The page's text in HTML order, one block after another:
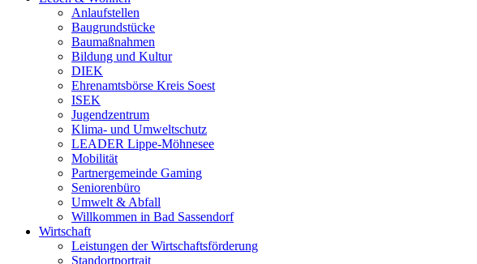
Anlaufstellen
Baugrundstücke
Baumaßnahmen
Bildung und Kultur
DIEK
Ehrenamtsbörse Kreis Soest
ISEK
Jugendzentrum
Klima- und Umweltschutz
LEADER Lippe-Möhnesee
Mobilität
Partnergemeinde Gaming
Seniorenbüro
Umwelt & Abfall
Willkommen in Bad Sassendorf
Wirtschaft
Leistungen der Wirtschaftsförderung
Standortportrait